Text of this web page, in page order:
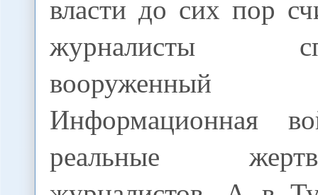
власти до сих пор
журналисты
вооруженный
Информационная
реальные